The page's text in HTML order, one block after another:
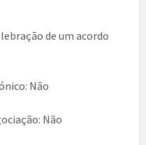
de um acordo
Não
Não